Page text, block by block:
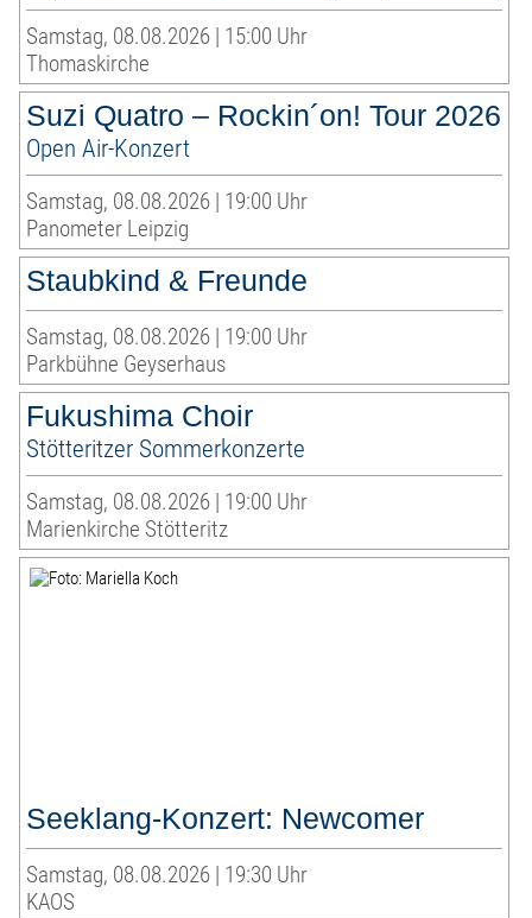
Samstag, 08.08.2026 | 15:00 Uhr
Thomaskirche
Suzi Quatro – Rockin´on! Tour 2026
Open Air-Konzert
Samstag, 08.08.2026 | 19:00 Uhr
Panometer Leipzig
Staubkind & Freunde
Samstag, 08.08.2026 | 19:00 Uhr
Parkbühne Geyserhaus
Fukushima Choir
Stötteritzer Sommerkonzerte
Samstag, 08.08.2026 | 19:00 Uhr
Marienkirche Stötteritz
Seeklang-Konzert: Newcomer
Samstag, 08.08.2026 | 19:30 Uhr
KAOS